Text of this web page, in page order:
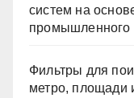
систем на
промышленного
Фильтры для
метро, площади